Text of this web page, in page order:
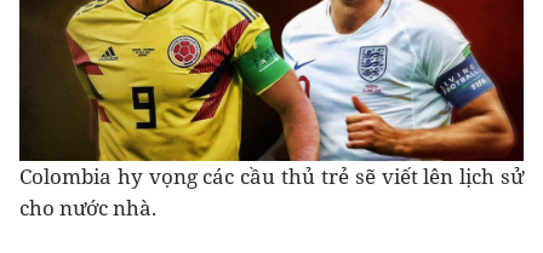
Colombia hy vọng các cầu thủ trẻ sẽ viết lên lịch sử
cho nước nhà.